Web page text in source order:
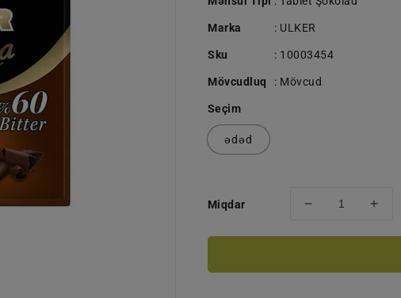
Marka : ULKER
Sku : 10003454
Mövcudluq : Mövcud
Seçim
ədəd
Miqdar
ÜLKER
BİTTER